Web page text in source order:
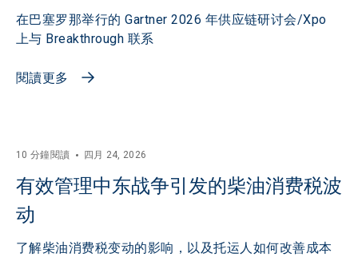
在巴塞罗那举行的 Gartner 2026 年供应链研讨会/Xpo
上与 Breakthrough 联系
閱讀更多
10 分鐘閱讀 四月 24, 2026
有效管理中东战争引发的柴油消费税波
动
了解柴油消费税变动的影响，以及托运人如何改善成本